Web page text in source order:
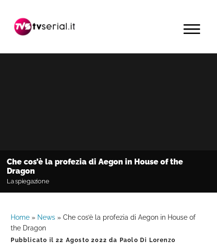
navigazione
contenuto
barra
primaria
MENU
Che cos’è la profezia di Aegon in House of the
Dragon
La spiegazione
Home » News »Che cos’è la profezia di Aegon in House of
the Dragon
Pubblicato il22 Agosto 2022 da Paolo Di Lorenzo